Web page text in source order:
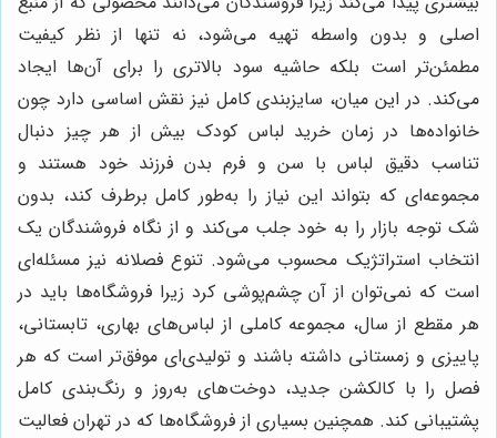
اصلی و بدون واسطه تهیه می‌شود، نه تنها از نظر کیفیت
مطمئن‌تر است بلکه حاشیه سود بالاتری را برای آن‌ها ایجاد
می‌کند. در این میان، سایزبندی کامل نیز نقش اساسی دارد چون
خانواده‌ها در زمان خرید لباس کودک بیش از هر چیز دنبال
تناسب دقیق لباس با سن و فرم بدن فرزند خود هستند و
مجموعه‌ای که بتواند این نیاز را به‌طور کامل برطرف کند، بدون
شک توجه بازار را به خود جلب می‌کند و از نگاه فروشندگان یک
انتخاب استراتژیک محسوب می‌شود. تنوع فصلانه نیز مسئله‌ای
است که نمی‌توان از آن چشم‌پوشی کرد زیرا فروشگاه‌ها باید در
هر مقطع از سال، مجموعه کاملی از لباس‌های بهاری، تابستانی،
پاییزی و زمستانی داشته باشند و تولیدی‌ای موفق‌تر است که هر
فصل را با کالکشن جدید، دوخت‌های به‌روز و رنگ‌بندی کامل
پشتیبانی کند. همچنین بسیاری از فروشگاه‌ها که در تهران فعالیت